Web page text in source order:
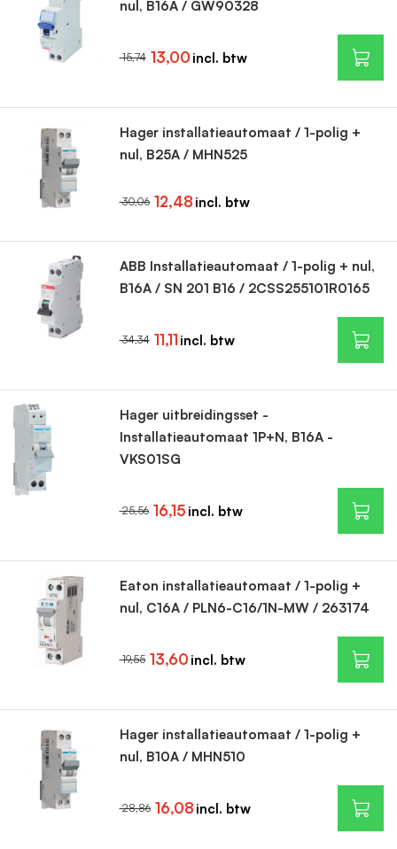
nul, B16A / GW90328
13,00
15,74
Hager installatieautomaat / 1-polig +
nul, B25A / MHN525
12,48
30,06
ABB Installatieautomaat / 1-polig + nul,
B16A / SN 201 B16 / 2CSS255101R0165
11,11
34,34
Hager uitbreidingsset -
Installatieautomaat 1P+N, B16A -
VKS01SG
16,15
25,56
Eaton installatieautomaat / 1-polig +
nul, C16A / PLN6-C16/1N-MW / 263174
13,60
19,55
Hager installatieautomaat / 1-polig +
nul, B10A / MHN510
16,08
28,86